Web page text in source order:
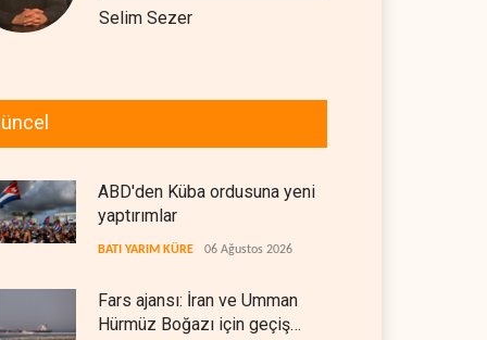
Selim Sezer
ABD'den Küba ordusuna yeni
yaptırımlar
BATI YARIM KÜRE 06 Ağustos 2026
Fars ajansı: İran ve Umman
Hürmüz Boğazı için geçiş